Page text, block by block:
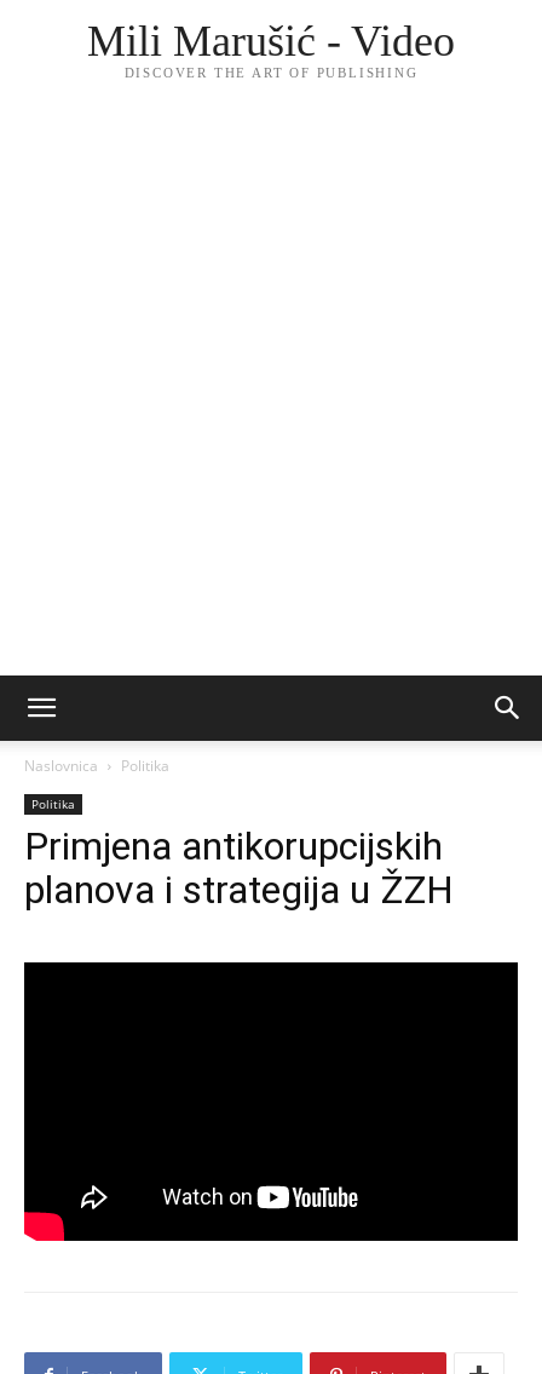
Mili Marušić - Video
DISCOVER THE ART OF PUBLISHING
Naslovnica Politika
Politika
Primjena antikorupcijskih
planova i strategija u ŽZH